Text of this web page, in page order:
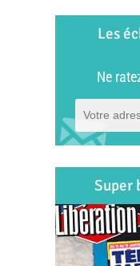
Les
Ne
Super